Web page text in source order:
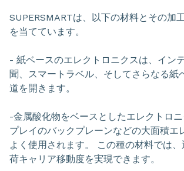
SUPERSMARTは、以下の材料とその加
を当てています。
- 紙ベースのエレクトロニクスは、イン
聞、スマートラベル、そしてさらなる紙
道を開きます。
-金属酸化物をベースとしたエレクトロ
プレイのバックプレーンなどの大面積エ
よく使用されます。 この種の材料では
荷キャリア移動度を実現できます。